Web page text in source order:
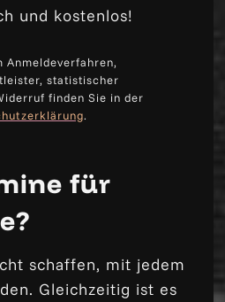
und kostenlos!
Anmeldeverfahren,
statistischer
finden Sie in der
.
für
schaffen, mit jedem
Gleichzeitig ist es